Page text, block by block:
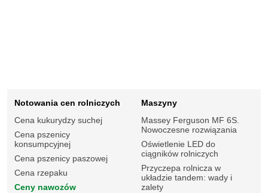
Notowania cen rolniczych
Cena kukurydzy suchej
Cena pszenicy
konsumpcyjnej
Cena pszenicy paszowej
Cena rzepaku
Ceny nawozów
Maszyny
Massey Ferguson MF 6S.
Nowoczesne rozwiązania
Oświetlenie LED do
ciągników rolniczych
Przyczepa rolnicza w
układzie tandem: wady i
zalety